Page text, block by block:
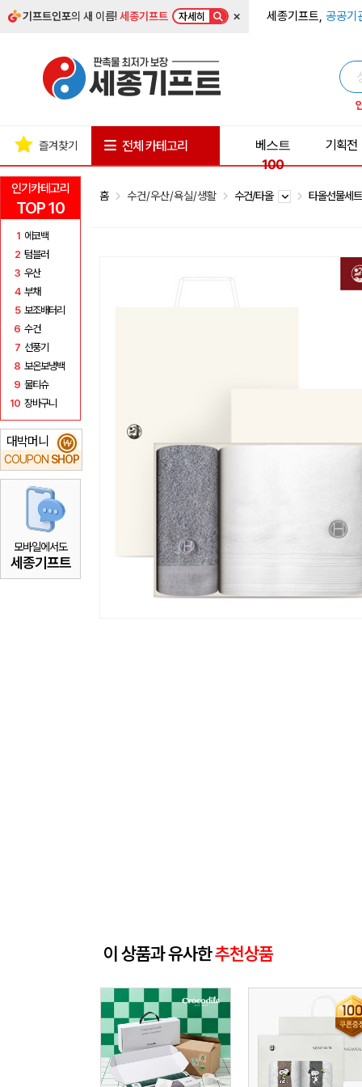
기프트인포의 새 이름!세종기프트 자세히 × 세종기프트, 공공기
인기카테고리
TOP 10
1 에코백
2 텀블러
3 우산
4 부채
5 보조배터리
6 수건
7 선풍기
8 보온보냉백
9 물티슈
10 장바구니
대박머니
COUPON SHOP
₩
모바일에서도
세종기프트
즐겨찾기 전체 카테고리
베스트
100
기획전
홈 수건/우산/욕실/생활 수건/타올 타올선물세
이 상품과 유사한추천상품